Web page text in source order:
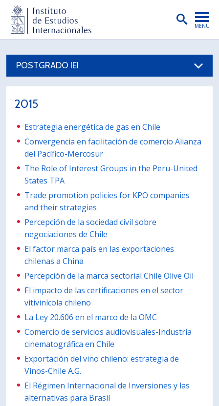
MENÚ
INVESTIGACIÓN
EXTENSIÓN
PUBLICACIONES
BIBLIOTECA
ENGLISH
PORTUGUÊS
Postulantes Académicos
POSTGRADO IEI
2015
Estrategia energética de gas en Chile
Convergencia en facilitación de comercio Alianza
del Pacífico-Mercosur
The Role of Interest Groups in the Peru-United
States TPA
Trade promotion policies for KPO companies
and their strategies
Percepción de la sociedad civil sobre
negociaciones de Chile
El factor marca país en las exportaciones
chilenas a China
Percepción de la marca sectorial Chile Olive Oil
El impacto de las certificaciones en el sector
vitivinícola chileno
La Ley 20.606 en el marco de la OMC
Comercio de servicios audiovisuales-Industria
cinematográfica en Chile
Exportación del vino chileno: estrategia de
Vinos-Chile A.G.
El Régimen Internacional de Inversiones y las
alternativas para Brasil